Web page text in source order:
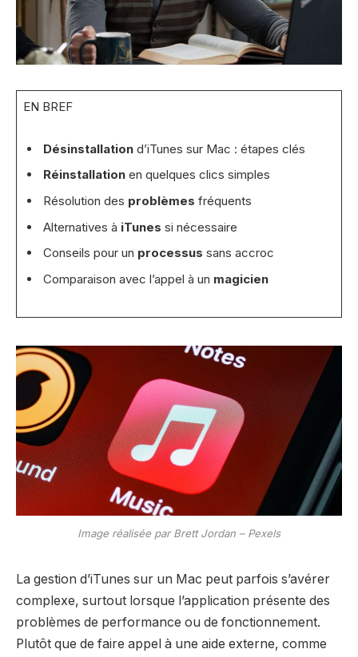
EN BREF
Désinstallationd’iTunes sur Mac : étapes clés
Réinstallationen quelques clics simples
Résolution des problèmes fréquents
Alternatives à iTunes si nécessaire
Conseils pour un processus sans accroc
Comparaison avec l’appel à un magicien
Image réalisée par Brett Jordan – Pexels
La gestion d’iTunes sur un Mac peut parfois s’avérer
complexe, surtout lorsque l’application présente des
problèmes de performance ou de fonctionnement.
Plutôt que de faire appel à une aide externe, comme